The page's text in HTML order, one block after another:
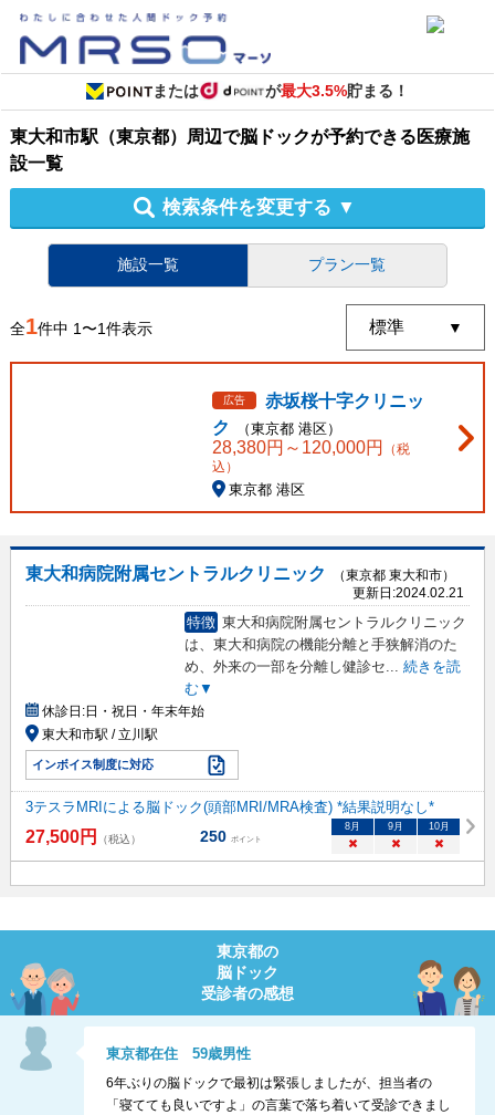
または が最大3.5%貯まる！
東大和市駅（東京都）周辺で脳ドックが予約できる医療施
設一覧
検索条件を変更する ▼
施設一覧 プラン一覧
全1件中 1〜1件表示
広告
赤坂桜十字クリニッ
ク
（東京都 港区）
28,380円～ 120,000円
（税
込）
東京都 港区
東大和病院附属セントラルクリニック
（東京都 東大和市）
更新日:2024.02.21
特徴 東大和病院附属セントラルクリニック
は、東大和病院の機能分離と手狭解消のた
め、外来の一部を分離し健診セ... 続きを読
む▼
休診日:日・祝日・年末年始
東大和市駅 / 立川駅
インボイス制度に対応
3テスラMRIによる脳ドック(頭部MRI/MRA検査) *結果説明なし*
27,500円 （税込） 250 ポイント
8月 9月 10月
× × ×
東京都の
脳ドック
受診者の感想
東京都在住59歳男性
6年ぶりの脳ドックで最初は緊張しましたが、担当者の
「寝てても良いですよ」の言葉で落ち着いて受診できまし